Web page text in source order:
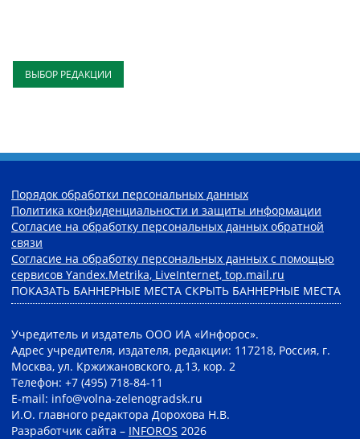
ВЫБОР РЕДАКЦИИ
Порядок обработки персональных данных
Политика конфиденциальности и защиты информации
Согласие на обработку персональных данных обратной
связи
Согласие на обработку персональных данных с помощью
сервисов Yandex.Metrika, LiveInternet, top.mail.ru
ПОКАЗАТЬ БАННЕРНЫЕ МЕСТА СКРЫТЬ БАННЕРНЫЕ МЕСТА
Учредитель и издатель ООО ИА «Инфорос».
Адрес учредителя, издателя, редакции: 117218, Россия, г.
Москва, ул. Кржижановского, д.13, кор. 2
Телефон: +7 (495) 718-84-11
E-mail: info@volna-zelenogradsk.ru
И.О. главного редактора Дорохова Н.В.
Разработчик сайта – INFOROS 2026